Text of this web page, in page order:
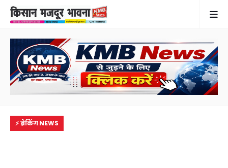
⚡ ब्रेकिंग NEWS